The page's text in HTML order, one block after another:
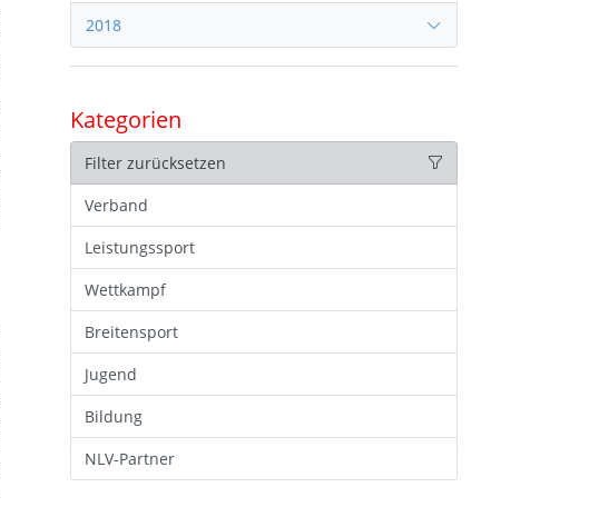
2018
Kategorien
Filter zurücksetzen
Verband
Leistungssport
Wettkampf
Breitensport
Jugend
Bildung
NLV-Partner